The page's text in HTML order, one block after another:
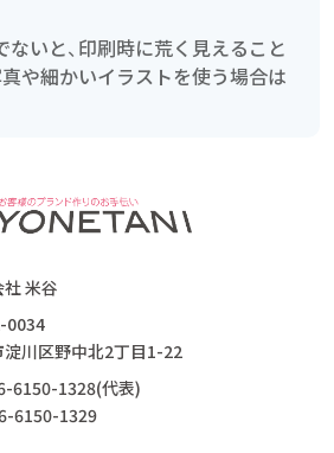
いと、印刷時に荒く見えること
や細かいイラストを使う場合は
米谷
0034
淀川区野中北2丁目1-22
6150-1328(代表)
6150-1329